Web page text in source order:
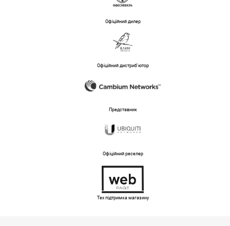
Офіційний дилер
Офіційний дистриб'ютор
Представник
Офіційний реселер
Тех підтримка магазину